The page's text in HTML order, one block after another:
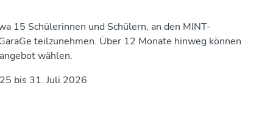
15 Schülerinnen und Schülern, an den MINT-
teilzunehmen. Über 12 Monate hinweg können
wählen.
bis 31. Juli 2026